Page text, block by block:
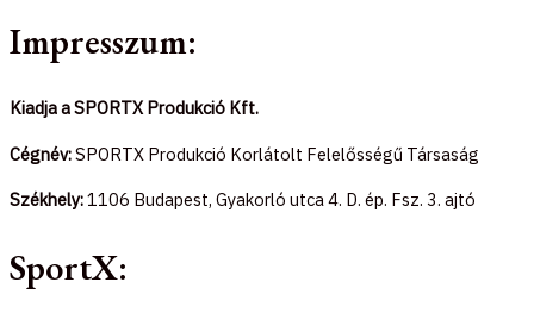
Impresszum:
Kiadja a SPORTX Produkció Kft.
Cégnév:SPORTX Produkció Korlátolt Felelősségű Társaság
Székhely:1106 Budapest, Gyakorló utca 4. D. ép. Fsz. 3. ajtó
SportX: